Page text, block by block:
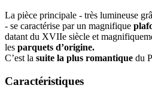
La pièce principale - très lumineuse
- se caractérise par un magnifique
datant du XVIIe siècle et
les parquets d’origine.
C’est la suite la plus romantique du
Caractéristiques